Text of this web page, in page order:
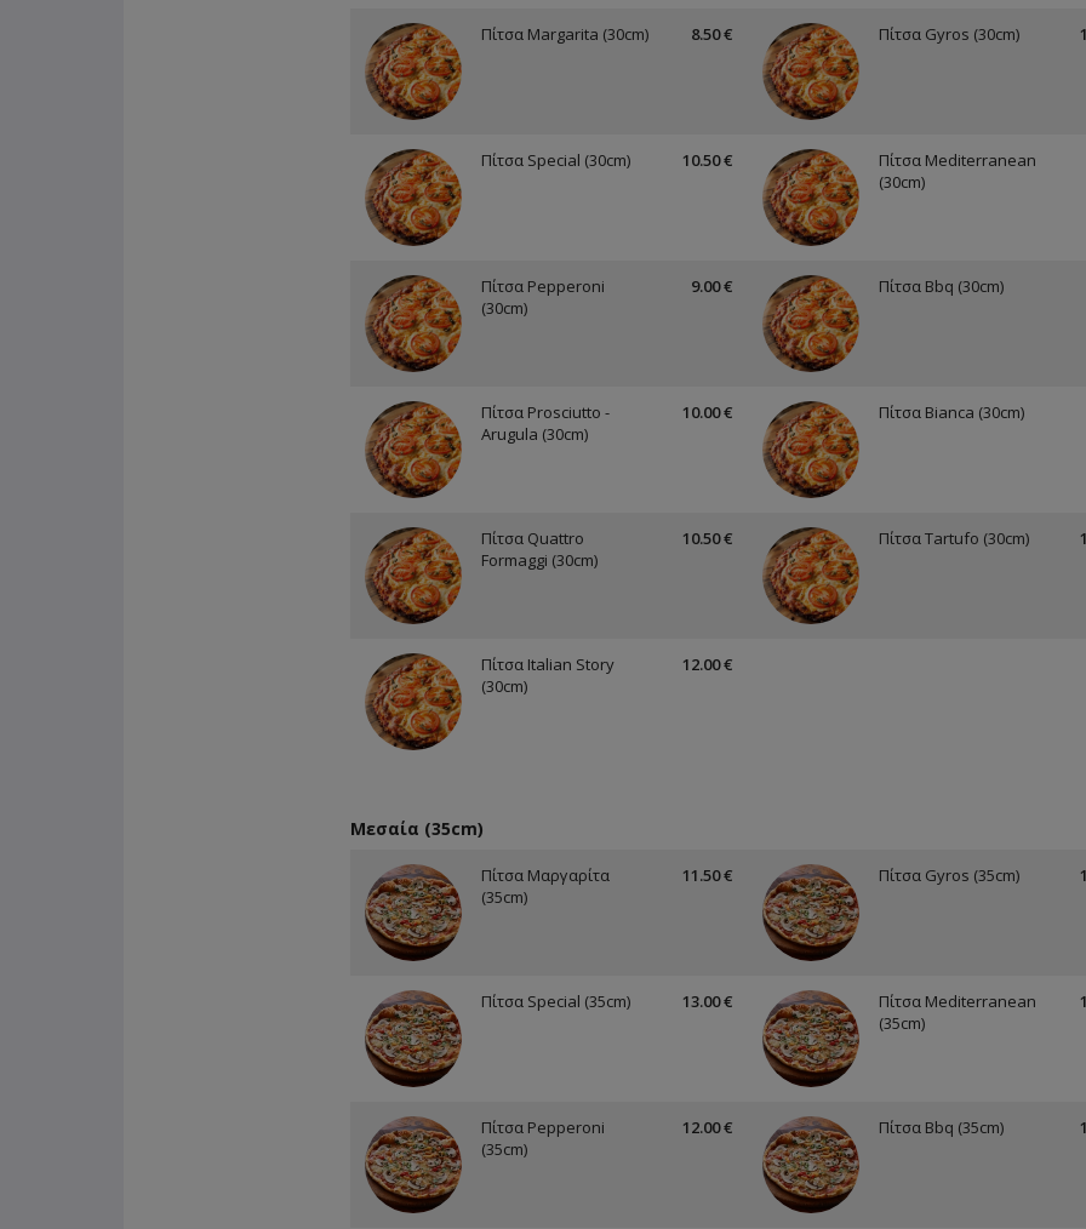
Πίτσα Margarita (30cm) 8.50 € Πίτσα Gyros (30cm)
Πίτσα Special (30cm) 10.50 €
Πίτσα Mediterranean
(30cm)
Πίτσα Pepperoni
(30cm)
9.00 € Πίτσα Bbq (30cm)
Πίτσα Prosciutto -
Arugula (30cm)
10.00 € Πίτσα Bianca (30cm)
Πίτσα Quattro
Formaggi (30cm)
10.50 € Πίτσα Tartufo (30cm)
Πίτσα Italian Story
(30cm)
12.00 €
Μεσαία (35cm)
Πίτσα Μαργαρίτα
(35cm)
11.50 € Πίτσα Gyros (35cm)
Πίτσα Special (35cm) 13.00 €
Πίτσα Mediterranean
(35cm)
Πίτσα Pepperoni
(35cm)
12.00 € Πίτσα Bbq (35cm)